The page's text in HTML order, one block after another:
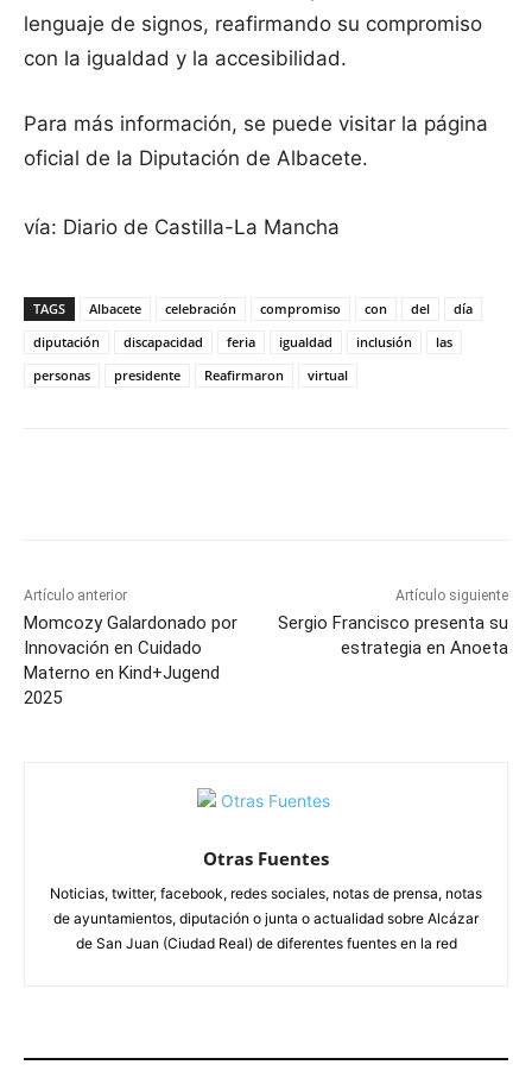
lenguaje de signos, reafirmando su compromiso
con la igualdad y la accesibilidad.
Para más información, se puede visitar la página
oficial de la Diputación de Albacete.
vía: Diario de Castilla-La Mancha
TAGS Albacete celebración compromiso con del
día
diputación
discapacidad feria igualdad inclusión
las
personas
presidente Reafirmaron virtual
Artículo anterior
Momcozy Galardonado por
Innovación en Cuidado
Materno en Kind+Jugend
2025
Artículo siguiente
Sergio Francisco presenta su
estrategia en Anoeta
Otras Fuentes
Noticias, twitter, facebook, redes sociales, notas de prensa, notas
de ayuntamientos, diputación o junta o actualidad sobre Alcázar
de San Juan (Ciudad Real) de diferentes fuentes en la red